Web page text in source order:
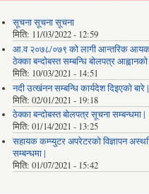
सूचना सूचना सूचना
मिति: 11/03/2022 - 12:59
आ.व २०७८/०७९ को लागी आन्तरिक
ठेक्का बन्दोबस्त सम्बन्धि बोलपत्र
मिति: 10/03/2021 - 14:51
नदी उत्खंनन सम्बन्धि कार्यदेश दिइएको बारे |
मिति: 02/01/2021 - 19:18
ठेक्का बन्दोबस्त बोलपत्र सूचना सम्बन्धमा |
मिति: 01/14/2021 - 13:25
सहायक कम्प्युटर अपरेटरको विज्ञापन
सम्बन्धमा |
मिति: 01/07/2021 - 15:42